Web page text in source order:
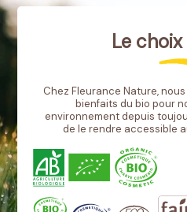
Le
Chez Fleurance Nature,
bienfaits du bio pour
environnement depuis
de le rendre accessible